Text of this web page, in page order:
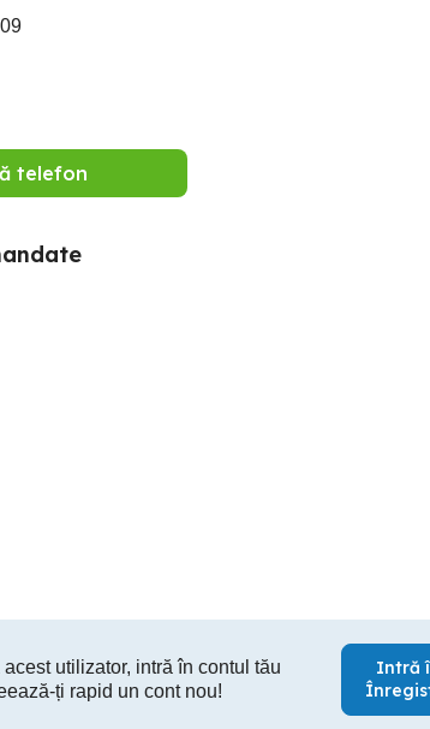
telefon
utilizator, intră în contul tău
ți rapid un cont nou!
Intră